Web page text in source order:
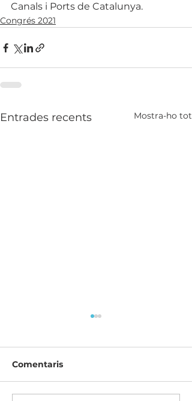
Canals i Ports de Catalunya.
Congrés 2021
Entrades recents Mostra-ho tot
Comentaris